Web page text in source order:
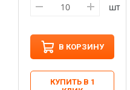
шт
В КОРЗИНУ
КУПИТЬ В 1